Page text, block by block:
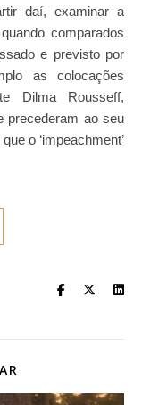
daí, examinar a
comparados
e previsto por
as colocações
Dilma Rousseff,
precederam ao seu
o ‘impeachment’